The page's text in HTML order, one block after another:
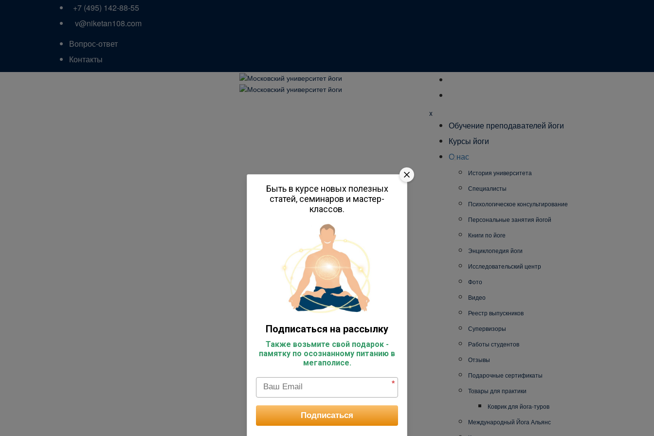
+7 (495) 142-88-55
v@niketan108.com
Вопрос-ответ
Контакты
x
Обучение преподавателей йоги
Курсы йоги
О нас
История университета
Специалисты
Психологическое консультирование
Персональные занятия йогой
Книги по йоге
Энциклопедия йоги
Исследовательский центр
Фото
Видео
Реестр выпускников
Супервизоры
Работы студентов
Отзывы
Подарочные сертификаты
Товары для практики
Коврик для йога-туров
Международный Йога Альянс
Быть в курсе новых полезных
статей, семинаров и мастер-
классов.
Подписаться на рассылку
Также возьмите свой подарок -
памятку по осознанному питанию в
мегаполисе.
*
Подписаться